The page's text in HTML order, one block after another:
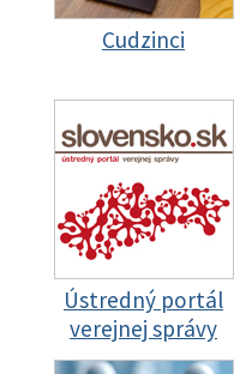
Cudzinci
Ústredný portál
verejnej správy